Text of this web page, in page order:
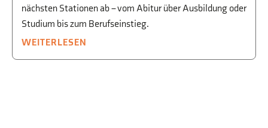
nächsten Stationen ab – vom Abitur über Ausbildung oder
Studium bis zum Berufseinstieg.
WEITERLESEN